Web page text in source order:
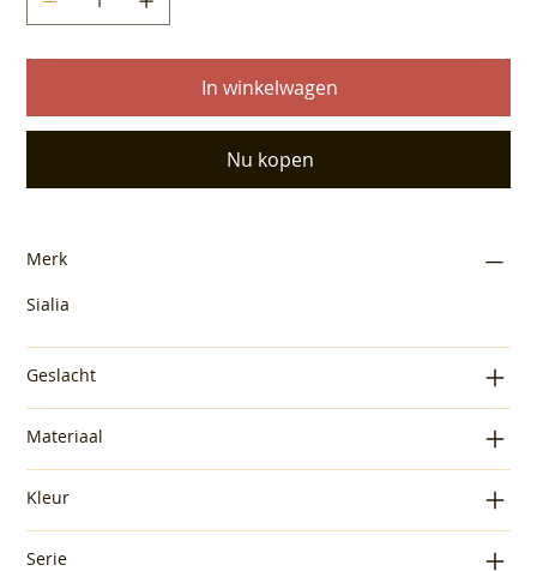
In winkelwagen
Nu kopen
Merk
Sialia
Geslacht
Materiaal
Kleur
Serie